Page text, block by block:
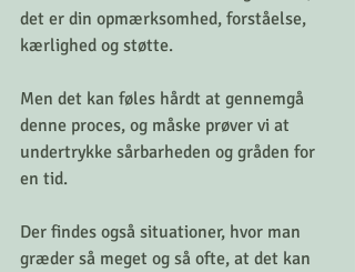
det er din opmærksomhed, forståelse,
kærlighed og støtte.
Men det kan føles hårdt at gennemgå
denne proces, og måske prøver vi at
undertrykke sårbarheden og gråden for
en tid.
Der findes også situationer, hvor man
græder så meget og så ofte, at det kan